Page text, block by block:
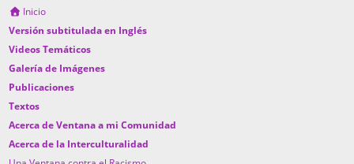
Inicio
Versión subtitulada en Inglés
Videos Temáticos
Galería de Imágenes
Publicaciones
Textos
Acerca de Ventana a mi Comunidad
Acerca de la Interculturalidad